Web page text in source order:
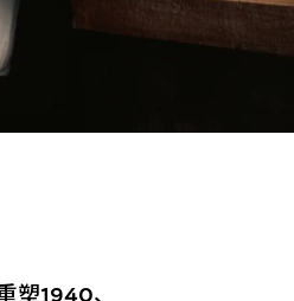
塑1940、